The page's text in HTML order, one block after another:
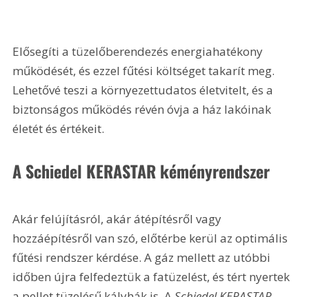
Elősegíti a tüzelőberendezés energiahatékony
működését, és ezzel fűtési költséget takarít meg.
Lehetővé teszi a környezettudatos életvitelt, és a
biztonságos működés révén óvja a ház lakóinak
életét és értékeit.
A Schiedel KERASTAR kéményrendszer
Akár felújításról, akár átépítésről vagy
hozzáépítésről van szó, előtérbe kerül az optimális
fűtési rendszer kérdése. A gáz mellett az utóbbi
időben újra felfedeztük a fatüzelést, és tért nyertek